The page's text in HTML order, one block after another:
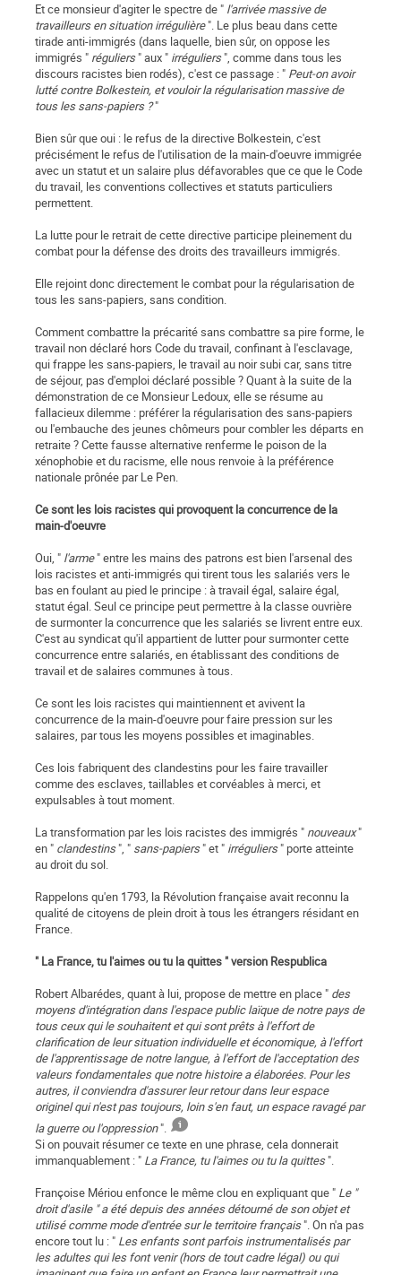
Et ce monsieur d'agiter le spectre de " l'arrivée massive de
travailleurs en situation irrégulière". Le plus beau dans cette
tirade anti-immigrés (dans laquelle, bien sûr, on oppose les
immigrés " réguliers" aux " irréguliers", comme dans tous les
discours racistes bien rodés), c'est ce passage : " Peut-on avoir
lutté contre Bolkestein, et vouloir la régularisation massive de
tous les sans-papiers ?"
Bien sûr que oui : le refus de la directive Bolkestein, c'est
précisément le refus de l'utilisation de la main-d'oeuvre immigrée
avec un statut et un salaire plus défavorables que ce que le Code
du travail, les conventions collectives et statuts particuliers
permettent.
La lutte pour le retrait de cette directive participe pleinement du
combat pour la défense des droits des travailleurs immigrés.
Elle rejoint donc directement le combat pour la régularisation de
tous les sans-papiers, sans condition.
Comment combattre la précarité sans combattre sa pire forme, le
travail non déclaré hors Code du travail, confinant à l'esclavage,
qui frappe les sans-papiers, le travail au noir subi car, sans titre
de séjour, pas d'emploi déclaré possible ? Quant à la suite de la
démonstration de ce Monsieur Ledoux, elle se résume au
fallacieux dilemme : préférer la régularisation des sans-papiers
ou l'embauche des jeunes chômeurs pour combler les départs en
retraite ? Cette fausse alternative renferme le poison de la
xénophobie et du racisme, elle nous renvoie à la préférence
nationale prônée par Le Pen.
Ce sont les lois racistes qui provoquent la concurrence de la
main-d'oeuvre
Oui, " l'arme" entre les mains des patrons est bien l'arsenal des
lois racistes et anti-immigrés qui tirent tous les salariés vers le
bas en foulant au pied le principe : à travail égal, salaire égal,
statut égal. Seul ce principe peut permettre à la classe ouvrière
de surmonter la concurrence que les salariés se livrent entre eux.
C'est au syndicat qu'il appartient de lutter pour surmonter cette
concurrence entre salariés, en établissant des conditions de
travail et de salaires communes à tous.
Ce sont les lois racistes qui maintiennent et avivent la
concurrence de la main-d'oeuvre pour faire pression sur les
salaires, par tous les moyens possibles et imaginables.
Ces lois fabriquent des clandestins pour les faire travailler
comme des esclaves, taillables et corvéables à merci, et
expulsables à tout moment.
La transformation par les lois racistes des immigrés " nouveaux"
en " clandestins", " sans-papiers" et " irréguliers" porte atteinte
au droit du sol.
Rappelons qu'en 1793, la Révolution française avait reconnu la
qualité de citoyens de plein droit à tous les étrangers résidant en
France.
" La France, tu l'aimes ou tu la quittes " version Respublica
Robert Albarédes, quant à lui, propose de mettre en place " des
moyens d'intégration dans l'espace public laïque de notre pays de
tous ceux qui le souhaitent et qui sont prêts à l'effort de
clarification de leur situation individuelle et économique, à l'effort
de l'apprentissage de notre langue, à l'effort de l'acceptation des
valeurs fondamentales que notre histoire a élaborées. Pour les
autres, il conviendra d'assurer leur retour dans leur espace
originel qui n'est pas toujours, loin s'en faut, un espace ravagé par
la guerre ou l'oppression".
Si on pouvait résumer ce texte en une phrase, cela donnerait
immanquablement : " La France, tu l'aimes ou tu la quittes".
Françoise Mériou enfonce le même clou en expliquant que " Le "
droit d'asile " a été depuis des années détourné de son objet et
utilisé comme mode d'entrée sur le territoire français". On n'a pas
encore tout lu : " Les enfants sont parfois instrumentalisés par
les adultes qui les font venir (hors de tout cadre légal) ou qui